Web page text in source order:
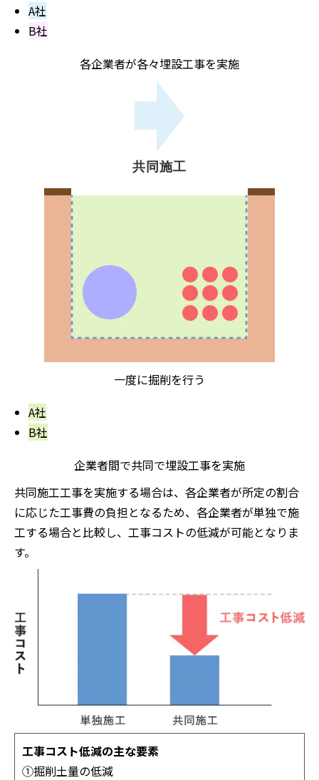
A社
B社
各企業者が各々埋設工事を実施
共同施工
一度に掘削を行う
A社
B社
企業者間で共同で埋設工事を実施
共同施工工事を実施する場合は、各企業者が所定の割合
に応じた工事費の負担となるため、各企業者が単独で施
工する場合と比較し、工事コストの低減が可能となりま
す。
工事コスト低減の主な要素
①掘削土量の低減